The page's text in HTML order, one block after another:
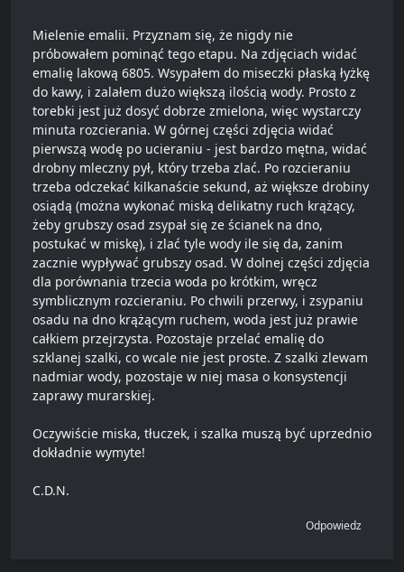
Mielenie emalii. Przyznam się, że nigdy nie
próbowałem pominąć tego etapu. Na zdjęciach widać
emalię lakową 6805. Wsypałem do miseczki płaską łyżkę
do kawy, i zalałem dużo większą ilością wody. Prosto z
torebki jest już dosyć dobrze zmielona, więc wystarczy
minuta rozcierania. W górnej części zdjęcia widać
pierwszą wodę po ucieraniu - jest bardzo mętna, widać
drobny mleczny pył, który trzeba zlać. Po rozcieraniu
trzeba odczekać kilkanaście sekund, aż większe drobiny
osiądą (można wykonać miską delikatny ruch krążący,
żeby grubszy osad zsypał się ze ścianek na dno,
postukać w miskę), i zlać tyle wody ile się da, zanim
zacznie wypływać grubszy osad. W dolnej części zdjęcia
dla porównania trzecia woda po krótkim, wręcz
symblicznym rozcieraniu. Po chwili przerwy, i zsypaniu
osadu na dno krążącym ruchem, woda jest już prawie
całkiem przejrzysta. Pozostaje przelać emalię do
szklanej szalki, co wcale nie jest proste. Z szalki zlewam
nadmiar wody, pozostaje w niej masa o konsystencji
zaprawy murarskiej.
Oczywiście miska, tłuczek, i szalka muszą być uprzednio
dokładnie wymyte!
C.D.N.
Odpowiedz